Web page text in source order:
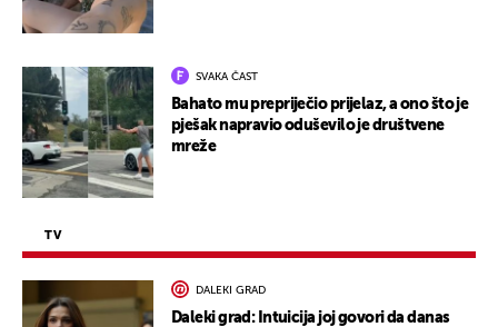
SVAKA ČAST
Bahato mu prepriječio prijelaz, a ono što je
pješak napravio oduševilo je društvene
mreže
TV
DALEKI GRAD
Daleki grad: Intuicija joj govori da danas